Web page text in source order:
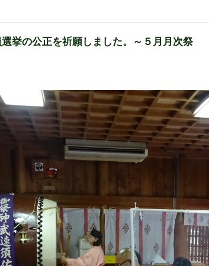
挙の公正を祈願しました。～５月月次祭